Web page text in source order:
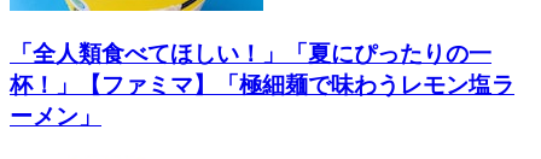
「全人類食べてほしい！」「夏にぴったりの一
杯！」【ファミマ】「極細麺で味わうレモン塩ラ
ーメン」